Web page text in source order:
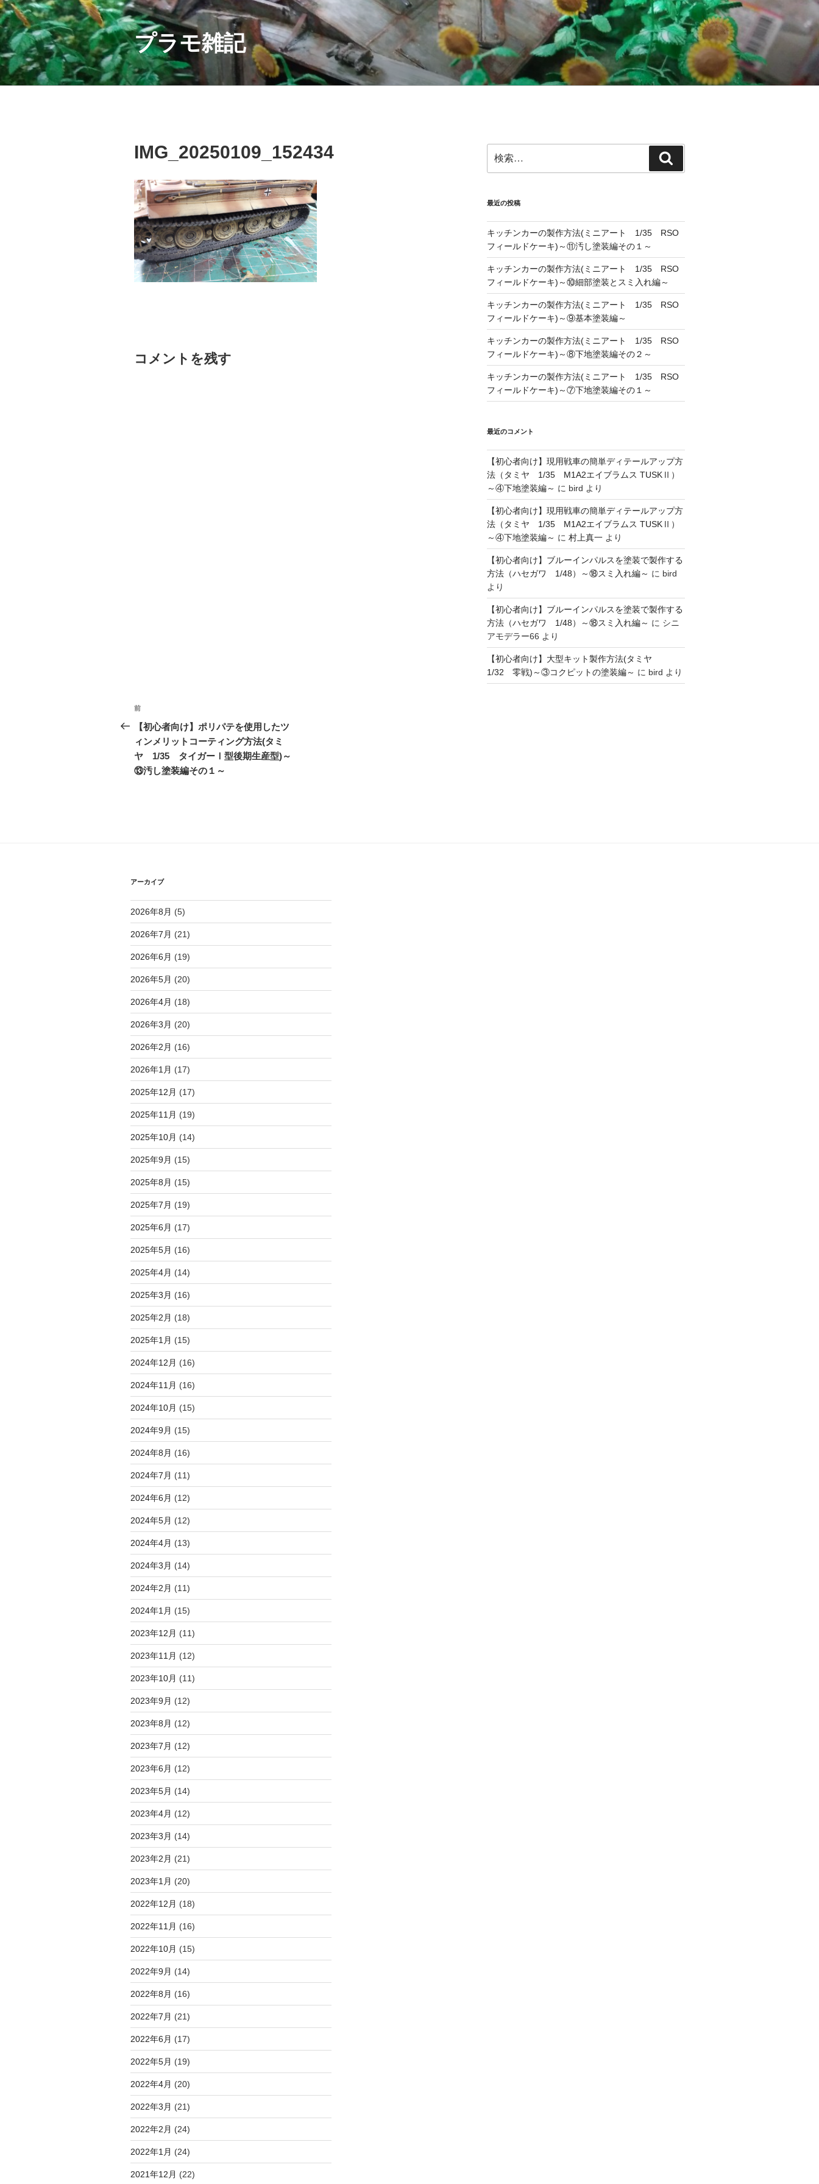
コ
ン
テ
ン
ツ
へ
プラモ雑記
IMG_20250109_152434
コメントを残す
投
稿
ナ
ビ
ン
前
の
投
稿
前
【初心者向け】ポリパテを使用したツ
ィンメリットコーティング方法(タミ
ヤ 1/35 タイガーⅠ型後期生産型)～
⑬汚し塗装編その１～
索:
索
最近の投稿
キッチンカーの製作方法(ミニアート 1/35 RSO
フィールドケーキ)～⑪汚し塗装編その１～
キッチンカーの製作方法(ミニアート 1/35 RSO
フィールドケーキ)～⑩細部塗装とスミ入れ編～
キッチンカーの製作方法(ミニアート 1/35 RSO
フィールドケーキ)～⑨基本塗装編～
キッチンカーの製作方法(ミニアート 1/35 RSO
フィールドケーキ)～⑧下地塗装編その２～
キッチンカーの製作方法(ミニアート 1/35 RSO
フィールドケーキ)～⑦下地塗装編その１～
最近のコメント
【初心者向け】現用戦車の簡単ディテールアップ方
法（タミヤ 1/35 M1A2エイブラムス TUSKⅡ）
～④下地塗装編～ に bird より
【初心者向け】現用戦車の簡単ディテールアップ方
法（タミヤ 1/35 M1A2エイブラムス TUSKⅡ）
～④下地塗装編～ に 村上真一より
【初心者向け】ブルーインパルスを塗装で製作する
方法（ハセガワ 1/48）～⑱スミ入れ編～ に bird
より
【初心者向け】ブルーインパルスを塗装で製作する
方法（ハセガワ 1/48）～⑱スミ入れ編～ に シニ
アモデラー66 より
【初心者向け】大型キット製作方法(タミヤ
1/32 零戦)～③コクピットの塗装編～ に bird より
アーカイブ
2026年8月 (5)
2026年7月 (21)
2026年6月 (19)
2026年5月 (20)
2026年4月 (18)
2026年3月 (20)
2026年2月 (16)
2026年1月 (17)
2025年12月 (17)
2025年11月 (19)
2025年10月 (14)
2025年9月 (15)
2025年8月 (15)
2025年7月 (19)
2025年6月 (17)
2025年5月 (16)
2025年4月 (14)
2025年3月 (16)
2025年2月 (18)
2025年1月 (15)
2024年12月 (16)
2024年11月 (16)
2024年10月 (15)
2024年9月 (15)
2024年8月 (16)
2024年7月 (11)
2024年6月 (12)
2024年5月 (12)
2024年4月 (13)
2024年3月 (14)
2024年2月 (11)
2024年1月 (15)
2023年12月 (11)
2023年11月 (12)
2023年10月 (11)
2023年9月 (12)
2023年8月 (12)
2023年7月 (12)
2023年6月 (12)
2023年5月 (14)
2023年4月 (12)
2023年3月 (14)
2023年2月 (21)
2023年1月 (20)
2022年12月 (18)
2022年11月 (16)
2022年10月 (15)
2022年9月 (14)
2022年8月 (16)
2022年7月 (21)
2022年6月 (17)
2022年5月 (19)
2022年4月 (20)
2022年3月 (21)
2022年2月 (24)
2022年1月 (24)
2021年12月 (22)